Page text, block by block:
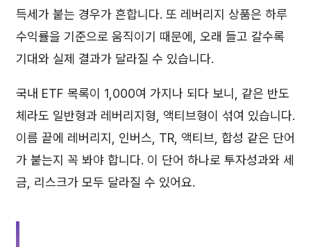
득세가 붙는 경우가 흔합니다. 또 레버리지 상품은 하루
수익률을 기준으로 움직이기 때문에, 오래 들고 갈수록
기대와 실제 결과가 달라질 수 있습니다.
국내 ETF 목록이 1,000여 가지나 되다 보니, 같은 반도
체라도 일반형과 레버리지형, 액티브형이 섞여 있습니다.
이름 끝에 레버리지, 인버스, TR, 액티브, 합성 같은 단어
가 붙는지 꼭 봐야 합니다. 이 단어 하나로 투자성과와 세
금, 리스크가 모두 달라질 수 있어요.